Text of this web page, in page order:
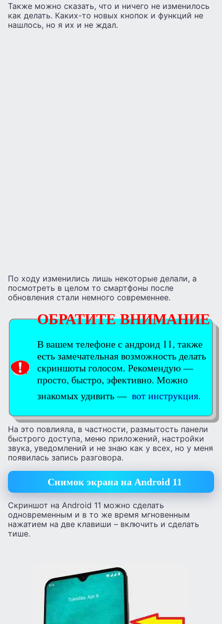
Также можно сказать, что и ничего не изменилось
как делать. Каких-то новых кнопок и функций не
нашлось, но я их и не ждал.
По ходу изменились лишь некоторые делали, а
посмотреть в целом то смартфоны после
обновления стали немного современнее.
ОБРАТИТЕ ВНИМАНИЕ
В вашем телефоне с андроид 11, также
есть замечательная возможность делать
скриншоты голосом. Рекомендую —
просто, быстро, эфективно. Можно
знакомых удивить — вот инструкция.
На это повлияла, в частности, размытость панели
быстрого доступа, меню приложений, настройки
звука, уведомлений и не знаю как у всех, но у меня
появилась запись разговора.
Снимок экрана на Android 11
Скриншот на Android 11 можно сделать
одновременным и в то же время мгновенным
нажатием на две клавиши – включить и сделать
тише.